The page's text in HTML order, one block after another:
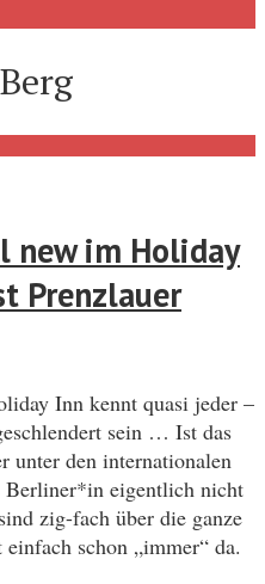
new im Holiday
Prenzlauer
Inn kennt quasi jeder –
sein … Ist das
unter den internationalen
Berliner*in eigentlich nicht
zig-fach über die ganze
schon „immer“ da.